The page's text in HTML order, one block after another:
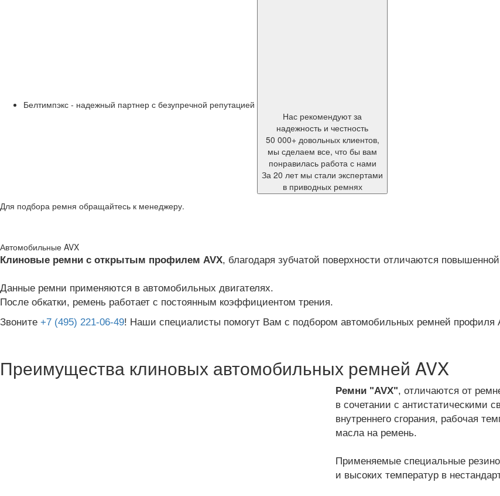
Белтимпэкс - надежный партнер с безупречной репутацией
Нас рекомендуют за
надежность и честность
50 000+ довольных клиентов,
мы сделаем все, что бы вам
понравилась работа с нами
За 20 лет мы стали экспертами
в приводных ремнях
Для подбора ремня обращайтесь к менеджеру.
Автомобильные AVX
Клиновые ремни с открытым профилем AVX, благодаря зубчатой поверхности отличаются
Данные ремни применяются в автомобильных двигателях.
После обкатки, ремень работает с постоянным коэффициентом трения.
Звоните +7 (495) 221-06-49! Наши специалисты помогут Вам с подбором автомобильных ремней профиля
Преимущества клиновых автомобильных ремней AVX
Ремни "AVX", отличаются от
в сочетании с антистатическими
внутреннего сгорания, рабочая
масла на ремень.
Применяемые специальные
и высоких температур в